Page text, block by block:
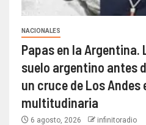
NACIONALES
Papas en la Argentina.
suelo argentino antes
un cruce de Los Andes
multitudinaria
6 agosto, 2026 infinitoradio